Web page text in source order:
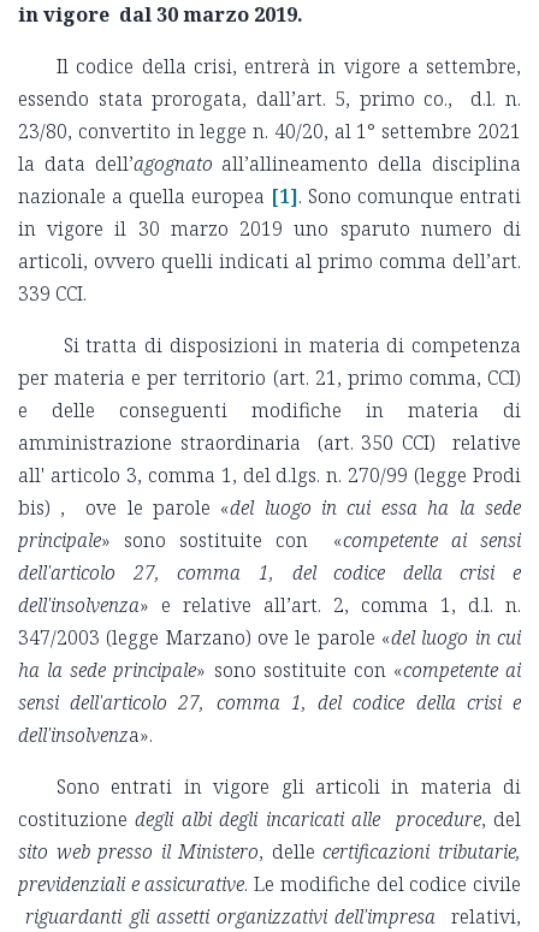
in vigore dal 30 marzo 2019.
Il codice della crisi, entrerà in vigore a settembre,
essendo stata prorogata, dall’art. 5, primo co., d.l. n.
23/80, convertito in legge n. 40/20, al 1° settembre 2021
la data dell’agognato all’allineamento della disciplina
nazionale a quella europea [1]. Sono comunque entrati
in vigore il 30 marzo 2019 uno sparuto numero di
articoli, ovvero quelli indicati al primo comma dell’art.
339 CCI.
Si tratta di disposizioni in materia di competenza
per materia e per territorio (art. 21, primo comma, CCI)
e delle conseguenti modifiche in materia di
amministrazione straordinaria (art. 350 CCI) relative
all' articolo 3, comma 1, del d.lgs. n. 270/99 (legge Prodi
bis) , ove le parole «del luogo in cui essa ha la sede
principale» sono sostituite con «competente ai sensi
dell'articolo 27, comma 1, del codice della crisi e
dell'insolvenza» e relative all’art. 2, comma 1, d.l. n.
347/2003 (legge Marzano) ove le parole «del luogo in cui
ha la sede principale» sono sostituite con «competente ai
sensi dell'articolo 27, comma 1, del codice della crisi e
dell'insolvenza».
Sono entrati in vigore gli articoli in materia di
costituzionedegli albi degli incaricati alle procedure, del
sito web presso il Ministero, dellecertificazioni tributarie,
previdenziali e assicurative. Le modifiche del codice civile
riguardanti gli assetti organizzativi dell'impresa relativi,